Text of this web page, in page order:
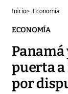
Inicio> Economía
ECONOMÍA
Panamá
puerta a
por